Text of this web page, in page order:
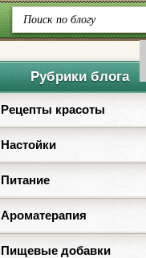
Рубрики блога
Рецепты красоты
Настойки
Питание
Ароматерапия
Пищевые добавки